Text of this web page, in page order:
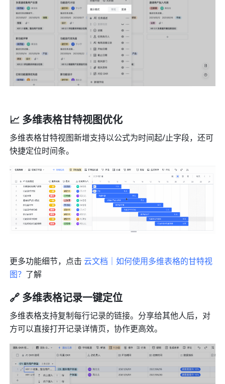
📈 多维表格甘特视图优化
多维表格甘特视图新增支持以公式为时间起/止字段，还可
快捷定位时间条。
更多功能细节，点击 云文档｜如何使用多维表格的甘特视
图？ 了解
🔗 多维表格记录一键定位
多维表格支持复制每行记录的链接。分享给其他人后，对
方可以直接打开记录详情页，协作更高效。